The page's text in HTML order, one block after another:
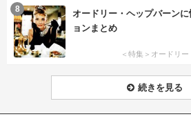
オードリー・ヘップバーン
ョンまとめ
＜特集＞オードリ
8
続きを見る